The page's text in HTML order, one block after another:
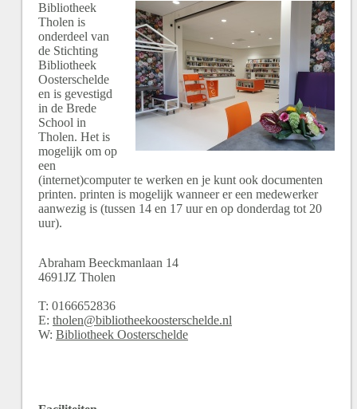
Bibliotheek
Tholen is
onderdeel van
de Stichting
Bibliotheek
Oosterschelde
en is gevestigd
in de Brede
School in
Tholen. Het is
mogelijk om op
een
(internet)computer te werken en je kunt ook documenten
printen. printen is mogelijk wanneer er een medewerker
aanwezig is (tussen 14 en 17 uur en op donderdag tot 20
uur).
Abraham Beeckmanlaan 14
4691JZ Tholen
T: 0166652836
E: tholen@bibliotheekoosterschelde.nl
W: Bibliotheek Oosterschelde